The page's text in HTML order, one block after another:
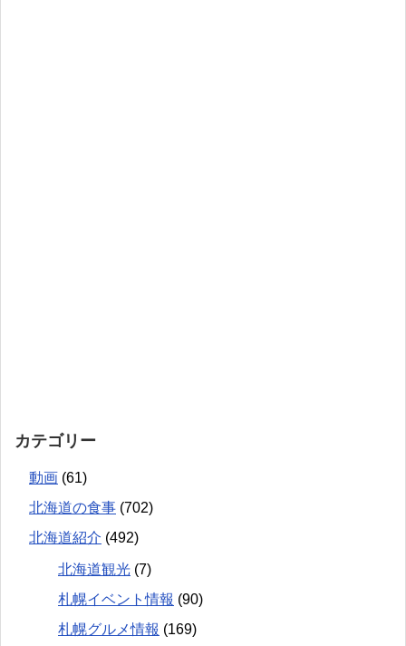
カテゴリー
動画 (61)
北海道の食事 (702)
北海道紹介 (492)
北海道観光 (7)
札幌イベント情報 (90)
札幌グルメ情報 (169)